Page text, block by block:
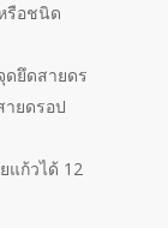
รือชนิด
ยึดสายดร
ายดรอป
แก้วได้ 12